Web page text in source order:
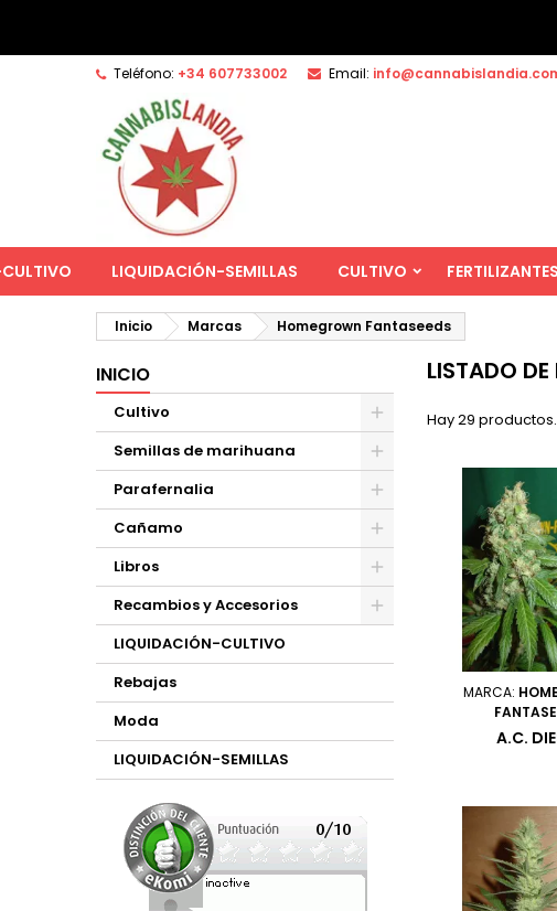
Teléfono: +34 607733002 Email:
LIQUIDACIÓN-SEMILLAS CULTIVO
Inicio Marcas Homegrown Fantaseeds
INICIO
Cultivo
Semillas de marihuana
Parafernalia
Cañamo
Libros
Recambios y Accesorios
LIQUIDACIÓN-CULTIVO
Rebajas
Moda
LIQUIDACIÓN-SEMILLAS
LISTADO
Hay 29 productos.
MARCA:
A.C.